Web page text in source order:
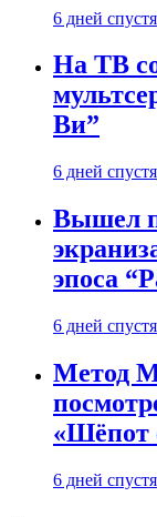
6 дней спустя
На ТВ
Ви”
6 дней спустя
Вышел
эпоса
6 дней спустя
Метод
«Шёпот
6 дней спустя